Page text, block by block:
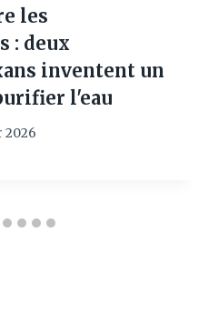
les
: deux
inventent un
l'eau
2026